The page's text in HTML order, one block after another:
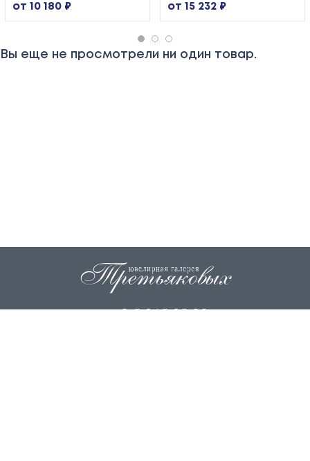
от 10 180 ₽ от 15 232 ₽
Вы еще не просмотрели ни один товар.